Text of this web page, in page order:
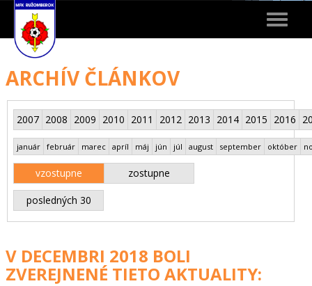
Toggle
ARCHÍV ČLÁNKOV
2007 2008 2009 2010 2011 2012 2013 2014 2015 2016
január február marec apríl máj jún júl august september október
vzostupne zostupne
posledných 30
V DECEMBRI 2018 BOLI
ZVEREJNENÉ TIETO AKTUALITY: